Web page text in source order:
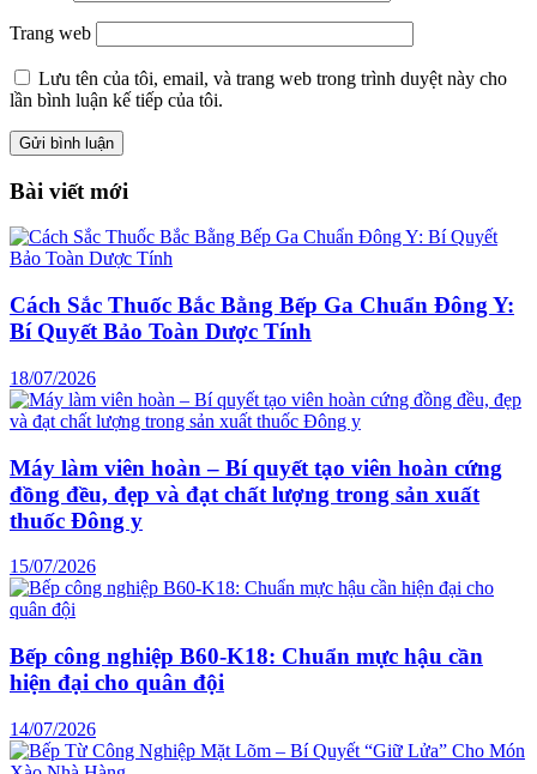
Trang web
Lưu tên của tôi, email, và trang web trong trình duyệt này cho
lần bình luận kế tiếp của tôi.
Bài viết mới
Cách Sắc Thuốc Bắc Bằng Bếp Ga Chuẩn Đông Y:
Bí Quyết Bảo Toàn Dược Tính
18/07/2026
Máy làm viên hoàn – Bí quyết tạo viên hoàn cứng
đồng đều, đẹp và đạt chất lượng trong sản xuất
thuốc Đông y
15/07/2026
Bếp công nghiệp B60-K18: Chuẩn mực hậu cần
hiện đại cho quân đội
14/07/2026